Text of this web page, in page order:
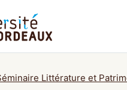
Littérature et